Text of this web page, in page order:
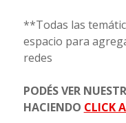
**Todas las
espacio para
redes
PODÉS VER
HACIENDO CLICK